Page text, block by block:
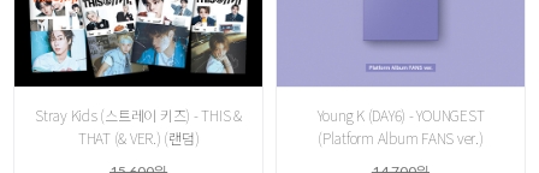
Stray Kids (스트레이 키즈) - THIS &
THAT (& VER.) (랜덤)
Young K (DAY6) - YOUNGEST
(Platform Album FANS ver.)